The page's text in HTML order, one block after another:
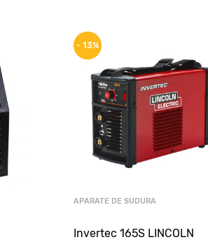
- 13%
APARATE DE SUDURA
Invertec 165S LINCOLN